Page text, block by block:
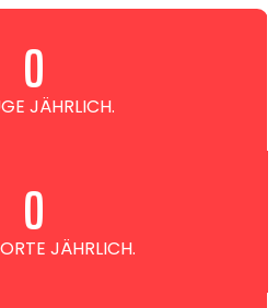
JÄHRLICH.
0
JÄHRLICH.
0